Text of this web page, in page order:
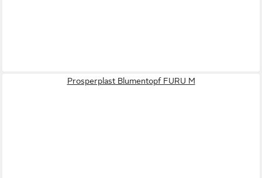
Prosperplast Blumentopf FURU M